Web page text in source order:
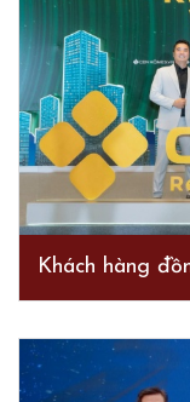
Khách hàng